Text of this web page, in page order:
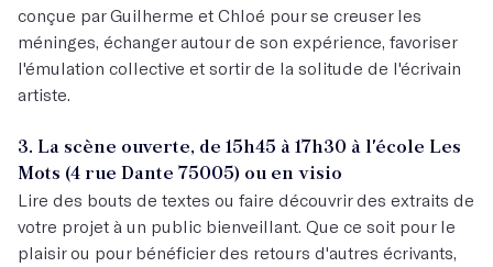
conçue par Guilherme et Chloé pour se creuser les
méninges, échanger autour de son expérience, favoriser
l'émulation collective et sortir de la solitude de l'écrivain
artiste.
3. La scène ouverte, de 15h45 à 17h30 à l'école Les
Mots (4 rue Dante 75005) ou en visio
Lire des bouts de textes ou faire découvrir des extraits de
votre projet à un public bienveillant. Que ce soit pour le
plaisir ou pour bénéficier des retours d'autres écrivants,